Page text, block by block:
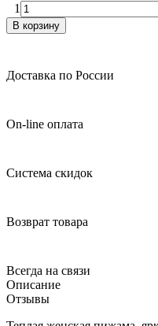
1
В корзину
Доставка по России
On-line оплата
Система скидок
Возврат товара
Всегда на связи
Описание
Отзывы